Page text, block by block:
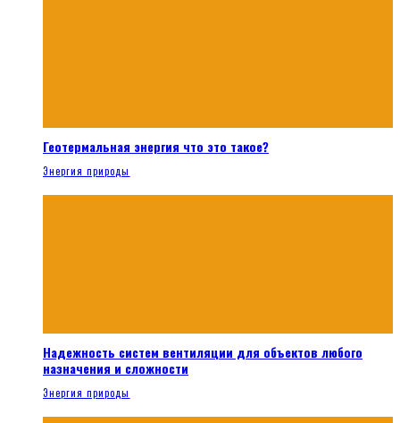
Геотермальная энергия что это такое?
Энергия природы
Надежность систем вентиляции для объектов любого
назначения и сложности
Энергия природы